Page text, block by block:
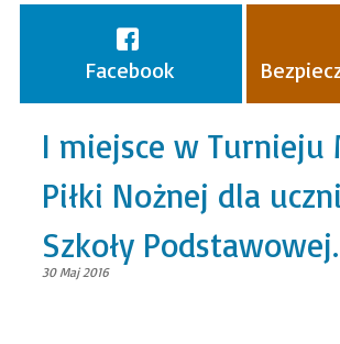
Facebook
I miejsce w Turnieju
Piłki Nożnej dla
Szkoły Podstawowej.
30 Maj 2016